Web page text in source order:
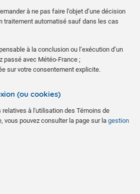
à ne pas faire l’objet d’une décision
traitement automatisé sauf dans les cas
à la conclusion ou l’exécution d’un
passé avec Météo-France ;
sur votre consentement explicite.
(ou cookies)
à l'utilisation des Témoins de
vous pouvez consulter la page sur la gestion